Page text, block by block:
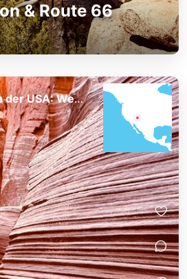
& Route 66
Südwesten der USA: Westküste und Nationalparks